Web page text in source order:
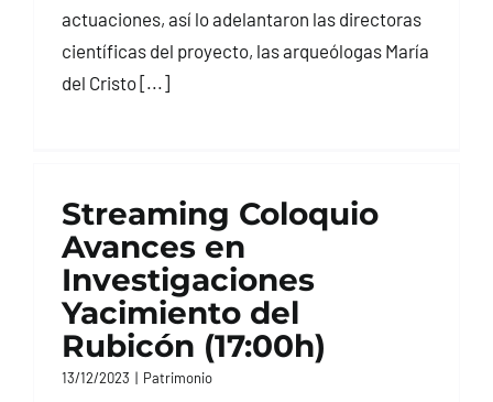
actuaciones, así lo adelantaron las directoras
científicas del proyecto, las arqueólogas María
del Cristo [...]
Streaming Coloquio
Avances en
Investigaciones
Yacimiento del
Rubicón (17:00h)
13/12/2023 | Patrimonio